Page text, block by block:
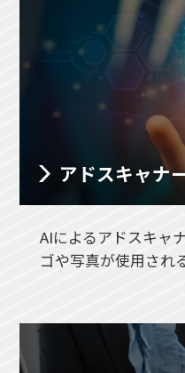
アドスキャナ
AIによるアドスキャ
ゴや写真が使用され